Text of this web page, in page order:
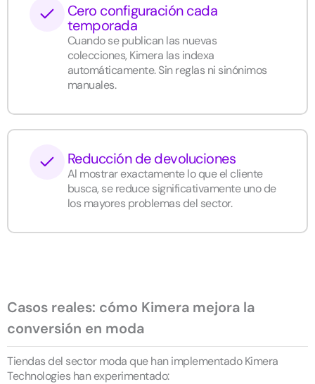
Cero configuración cada
temporada
Cuando se publican las nuevas
colecciones, Kimera las indexa
automáticamente. Sin reglas ni sinónimos
manuales.
Reducción de devoluciones
Al mostrar exactamente lo que el cliente
busca, se reduce significativamente uno de
los mayores problemas del sector.
Casos reales: cómo Kimera mejora la
conversión en moda
Tiendas del sector moda que han implementado Kimera
Technologies han experimentado: